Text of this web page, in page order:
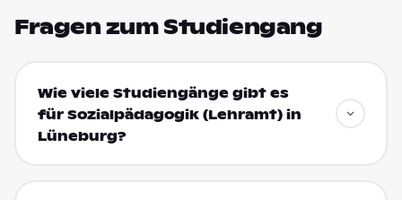
Fragen zum Studiengang
Wie viele Studiengänge gibt es
für Sozialpädagogik (Lehramt) in
Lüneburg?